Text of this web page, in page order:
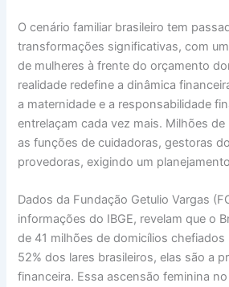
O cenário familiar brasileiro tem
transformações significativas, com
de mulheres à frente do orçamento
realidade redefine a dinâmica
a maternidade e a responsabilidade
entrelaçam cada vez mais. Milhões de
as funções de cuidadoras, gestoras
provedoras, exigindo um
Dados da Fundação Getulio Vargas
informações do IBGE, revelam que o
de 41 milhões de domicílios chefiados
52% dos lares brasileiros, elas são a
financeira. Essa ascensão feminina